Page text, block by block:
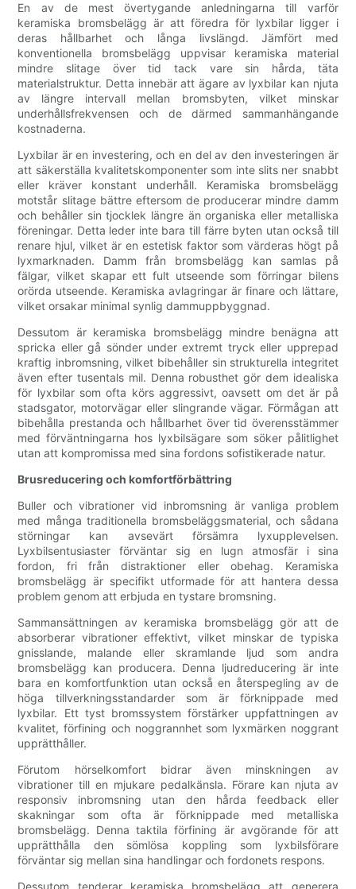
En av de mest övertygande anledningarna till varför
keramiska bromsbelägg är att föredra för lyxbilar ligger i
deras hållbarhet och långa livslängd. Jämfört med
konventionella bromsbelägg uppvisar keramiska material
mindre slitage över tid tack vare sin hårda, täta
materialstruktur. Detta innebär att ägare av lyxbilar kan njuta
av längre intervall mellan bromsbyten, vilket minskar
underhållsfrekvensen och de därmed sammanhängande
kostnaderna.
Lyxbilar är en investering, och en del av den investeringen är
att säkerställa kvalitetskomponenter som inte slits ner snabbt
eller kräver konstant underhåll. Keramiska bromsbelägg
motstår slitage bättre eftersom de producerar mindre damm
och behåller sin tjocklek längre än organiska eller metalliska
föreningar. Detta leder inte bara till färre byten utan också till
renare hjul, vilket är en estetisk faktor som värderas högt på
lyxmarknaden. Damm från bromsbelägg kan samlas på
fälgar, vilket skapar ett fult utseende som förringar bilens
orörda utseende. Keramiska avlagringar är finare och lättare,
vilket orsakar minimal synlig dammuppbyggnad.
Dessutom är keramiska bromsbelägg mindre benägna att
spricka eller gå sönder under extremt tryck eller upprepad
kraftig inbromsning, vilket bibehåller sin strukturella integritet
även efter tusentals mil. Denna robusthet gör dem idealiska
för lyxbilar som ofta körs aggressivt, oavsett om det är på
stadsgator, motorvägar eller slingrande vägar. Förmågan att
bibehålla prestanda och hållbarhet över tid överensstämmer
med förväntningarna hos lyxbilsägare som söker pålitlighet
utan att kompromissa med sina fordons sofistikerade natur.
Brusreducering och komfortförbättring
Buller och vibrationer vid inbromsning är vanliga problem
med många traditionella bromsbeläggsmaterial, och sådana
störningar kan avsevärt försämra lyxupplevelsen.
Lyxbilsentusiaster förväntar sig en lugn atmosfär i sina
fordon, fri från distraktioner eller obehag. Keramiska
bromsbelägg är specifikt utformade för att hantera dessa
problem genom att erbjuda en tystare bromsning.
Sammansättningen av keramiska bromsbelägg gör att de
absorberar vibrationer effektivt, vilket minskar de typiska
gnisslande, malande eller skramlande ljud som andra
bromsbelägg kan producera. Denna ljudreducering är inte
bara en komfortfunktion utan också en återspegling av de
höga tillverkningsstandarder som är förknippade med
lyxbilar. Ett tyst bromssystem förstärker uppfattningen av
kvalitet, förfining och noggrannhet som lyxmärken noggrant
upprätthåller.
Förutom hörselkomfort bidrar även minskningen av
vibrationer till en mjukare pedalkänsla. Förare kan njuta av
responsiv inbromsning utan den hårda feedback eller
skakningar som ofta är förknippade med metalliska
bromsbelägg. Denna taktila förfining är avgörande för att
upprätthålla den sömlösa koppling som lyxbilsförare
förväntar sig mellan sina handlingar och fordonets respons.